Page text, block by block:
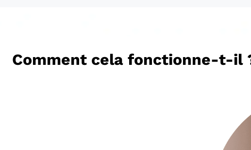
Comment cela fonctionne-t-il